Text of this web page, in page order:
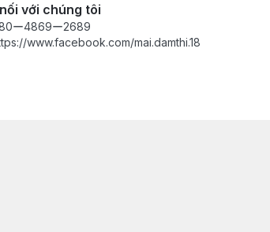
với chúng tôi
ー4869ー2689
www.facebook.com/mai.damthi.18